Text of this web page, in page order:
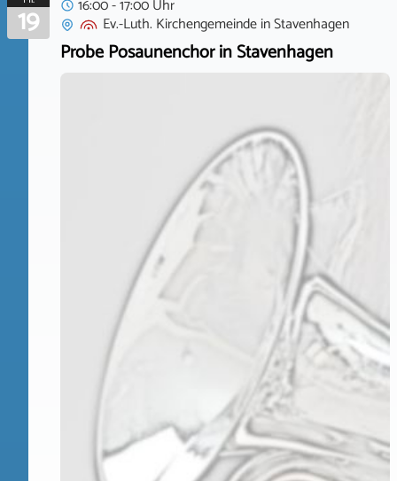
19
16:00 - 17:00 Uhr
Ev.-Luth. KirchengemeindeinStavenhagen
Probe Posaunenchor in Stavenhagen